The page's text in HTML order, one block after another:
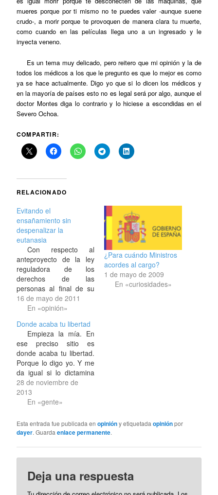
mueres porque por ti mismo no te puedes valer -aunque suene
crudo-, a morir porque te provoquen de manera clara tu muerte,
como cuando en las películas llega uno a un ingresado y le
inyecta veneno.
Es un tema muy delicado, pero reitero que mi opinión y la de
todos los médicos a los que le pregunto es que lo mejor es como
ya se hace actualmente. Digo yo que si lo dicen los médicos y
en la mayoría de países esto no es legal será por algo, aunque el
doctor Montes diga lo contrario y lo hiciese a escondidas en el
Severo Ochoa.
COMPARTIR:
RELACIONADO
Evitando el
ensañamiento sin
despenalizar la
eutanasia
Con respecto al
anteproyecto de la ley
reguladora de los
derechos de las
personas al final de su
vida, aprobado el
pasado viernes por el
Ministra Pajín hizo
algunas
puntualizaciones. Según
esta eminencia de la
medicina, sin haber
estudiado nada
relacionado con ella
pero puesta a…
16 de mayo de 2011
En «opinión»
¿Para cuándo Ministros
acordes al cargo?
1 de mayo de 2009
En «curiosidades»
Donde acaba tu libertad
Empieza la mía. En
ese preciso sitio es
donde acaba tu libertad.
Porque lo digo yo. Y me
da igual si lo dictamina
un juez —mangoneado
o no por el poder político
—, un mediador, el
santa madre. Si mañana
te coloco en la portada
28 de noviembre de
2013
En «gente»
Esta entrada fue publicada enopinióny etiquetadaopiniónpor
dayer. Guardaenlace permanente.
Deja una respuesta